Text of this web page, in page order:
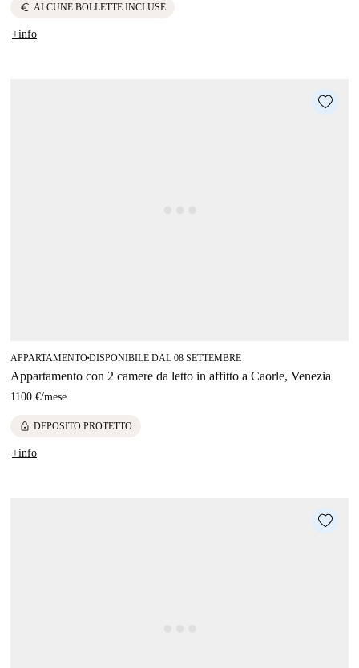
euro ALCUNE BOLLETTE INCLUSE
+info
APPARTAMENTO■DISPONIBILE DAL 08 SETTEMBRE
Appartamento con 2 camere da letto in affitto a Caorle, Venezia
1100 €/mese
lock DEPOSITO PROTETTO
+info